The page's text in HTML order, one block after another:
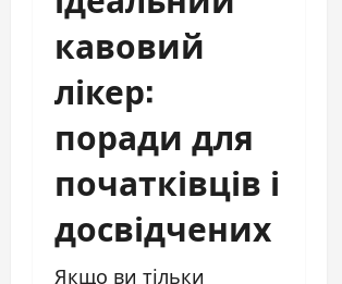
кавовий
лікер:
поради для
початківців і
досвідчених
Якщо ви тільки